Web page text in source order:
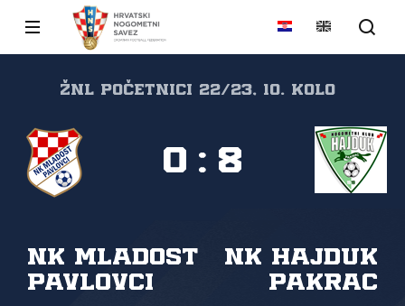
ŽNL početnici 22/23, 10. kolo
NK Mladost
Pavlovci
NK Hajduk
Pakrac
0 : 8